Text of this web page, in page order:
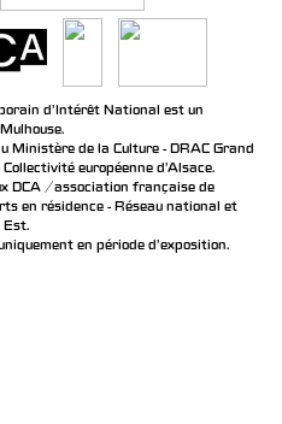
d’Intérêt National est un
Ministère de la Culture - DRAC Grand
européenne d’Alsace.
DCA / association française de
en résidence - Réseau national et
Est.
en période d'exposition.